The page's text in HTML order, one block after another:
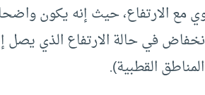
مع الارتفاع، حيث إنه يكون
في حالة الارتفاع الذي يصل
القطبية).